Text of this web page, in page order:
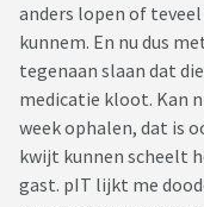
anders lopen of
kunnem. En nu dus
tegenaan slaan dat
medicatie kloot. Kan
week ophalen, dat is
kwijt kunnen scheelt
gast. pIT lijkt me